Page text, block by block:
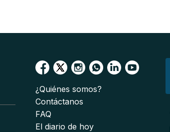
¿Quiénes somos?
Contáctanos
FAQ
El diario de hoy